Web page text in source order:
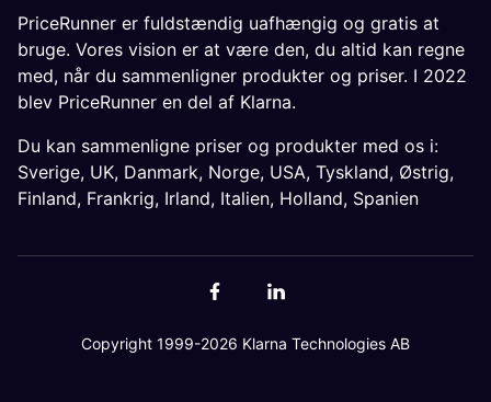
PriceRunner er fuldstændig uafhængig og gratis at
bruge. Vores vision er at være den, du altid kan regne
med, når du sammenligner produkter og priser. I 2022
blev PriceRunner en del af Klarna.
Du kan sammenligne priser og produkter med os i:
Sverige, UK, Danmark, Norge, USA, Tyskland, Østrig,
Finland, Frankrig, Irland, Italien, Holland, Spanien
Copyright 1999-2026 Klarna Technologies AB